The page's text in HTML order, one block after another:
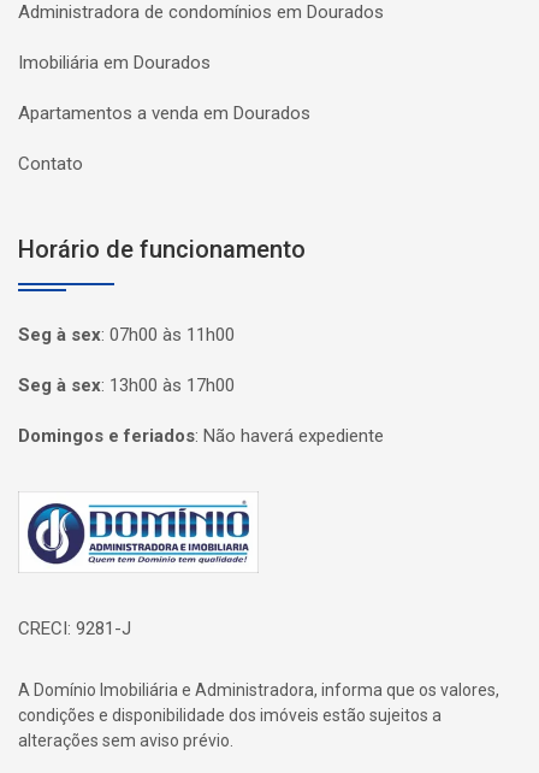
Administradora de condomínios em Dourados
Imobiliária em Dourados
Apartamentos a venda em Dourados
Contato
Horário de funcionamento
Seg à sex: 07h00 às 11h00
Seg à sex: 13h00 às 17h00
Domingos e feriados: Não haverá expediente
Página inicial
CRECI: 9281-J
A Domínio Imobiliária e Administradora, informa que os valores,
condições e disponibilidade dos imóveis estão sujeitos a
alterações sem aviso prévio.